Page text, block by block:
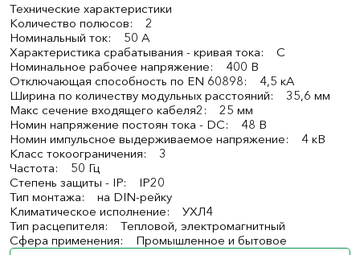
Технические характеристики
Количество полюсов: 2
Номинальный ток: 50 А
Характеристика срабатывания - кривая тока: C
Номинальное рабочее напряжение: 400 В
Отключающая способность по EN 60898: 4,5 кА
Ширина по количеству модульных расстояний: 35,6 мм
Макс сечение входящего кабеля2: 25 мм
Номин напряжение постоян тока - DC: 48 В
Номин импульсное выдерживаемое напряжение: 4 кВ
Класс токоограничения: 3
Частота: 50 Гц
Степень защиты - IP: IP20
Тип монтажа: на DIN-рейку
Климатическое исполнение: УХЛ4
Тип расцепителя: Тепловой, электромагнитный
Сфера применения: Промышленное и бытовое